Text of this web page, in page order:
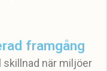
framgång
när miljöer